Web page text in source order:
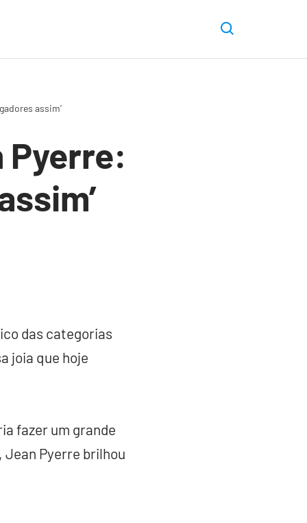
assim’
Pyerre:
das categorias
joia que hoje
fazer um grande
Jean Pyerre brilhou